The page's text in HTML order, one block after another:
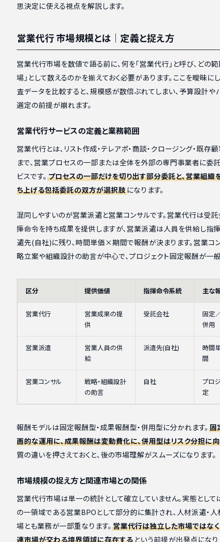
思決定に使える視点を解説します。
営業代行 市場規模とは｜定義と捉え方
営業代行市場を数値で語る前に、何を「営業代行」と呼び、どの範
場」として数えるのかを揃えておく必要があります。ここを曖昧に
査データを比較すると、規模感が数倍ぶれてしまい、予算設計や
選定の前提が崩れます。
営業代行サービスの定義と業務範囲
営業代行とは、リスト作成・テレアポ・商談・クロージング・既存
まで、営業プロセスの一部または全体を外部の専門事業者に委
ビスです。 プロセスの一部だけを切り出す部分委託と、営業組織
ち上げる包括委託の双方が選択肢になります。
混同しやすいのが営業派遣と営業コンサルです。営業代行は受
揮命令を持ち成果を提供しますが、営業派遣は人員を供給し指
遣先(自社)に残り、時間単価×期間で報酬が決まります。営業コ
略立案や組織設計の助言が中心で、プロジェクト固定報酬が一般
区分 提供価値 指揮命令系統 主な
営業代行
営業成果の提
供
受託会社
固定
併用
営業派遣
営業人員の供
給
派遣先(自社)
時間
間
営業コンサル
戦略・組織設計
の助言
自社
プロ
定
報酬モデルは固定報酬型・成果報酬型・併用型に分かれます。 固
画的な運用に、成果報酬は変動費化に、併用型はリスク分担に
質の違いを押さえておくと、後の市場理解がスムーズになります。
市場規模の捉え方と関連市場との関係
営業代行市場は単一の統計として確立していません。実態とし
の一領域である営業BPOとして部分的に集計され、人材派遣・
場とも業務が一部重なります。 営業代行は独立した市場ではな
連市場が交わる境界領域に存在するという前提が出発点になり